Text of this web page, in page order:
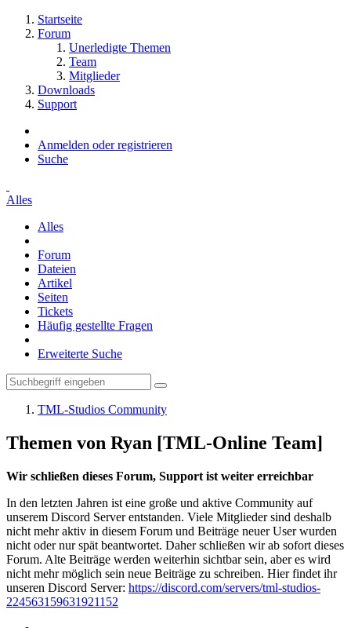
Startseite
Forum
Unerledigte Themen
Team
Mitglieder
Downloads
Support
Anmelden oder registrieren
Suche
Alles
Alles
Forum
Dateien
Artikel
Seiten
Tickets
Häufig gestellte Fragen
Erweiterte Suche
TML-Studios Community
Themen von Ryan [TML-Online Team]
Wir schließen dieses Forum, Support ist weiter erreichbar
In den letzten Jahren ist eine große und aktive Community auf
unserem Discord Server entstanden. Viele Mitglieder sind deshalb
nicht mehr aktiv in diesem Forum und Beiträge neuer User wurden
nicht oder nur spät beantwortet. Daher schließen wir ab sofort dieses
Forum. Alte Beiträge werden weiterhin sichtbar sein, aber es wird
nicht mehr möglich sein neue Beiträge zu schreiben. Hier findet ihr
unseren Discord Server: https://discord.com/servers/tml-studios-
224563159631921152